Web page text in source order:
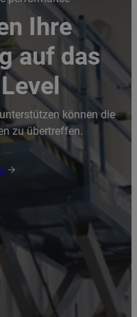
Ihre
auf das
können die
zu übertreffen.